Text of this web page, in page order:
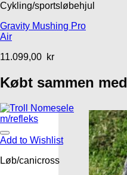
Cykling/sportsløbehjul
Gravity Mushing Pro
Air
11.099,00 kr
Købt sammen med
Add to Wishlist
Løb/canicross